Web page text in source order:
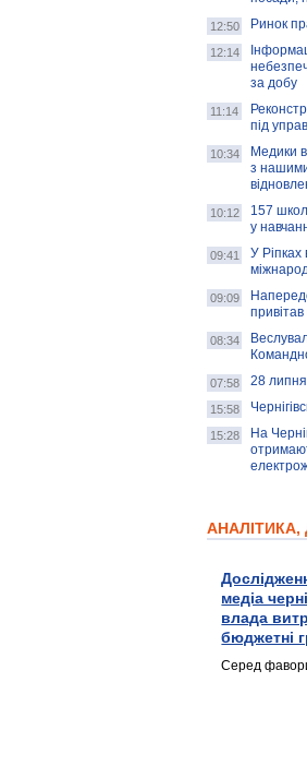
12:50 Ринок
12:14
за добу
11:14
під
10:34
Медики
з
10:12
157
у
09:41
У Ріпках
09:09
привітав
08:34
07:58 28 липня:
15:58
15:28
На
медіа
влада
бюджетні
Серед